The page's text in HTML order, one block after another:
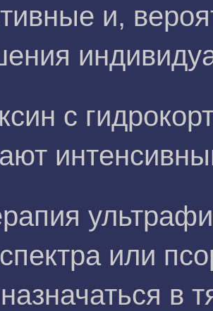
и,
с
спектра или
в